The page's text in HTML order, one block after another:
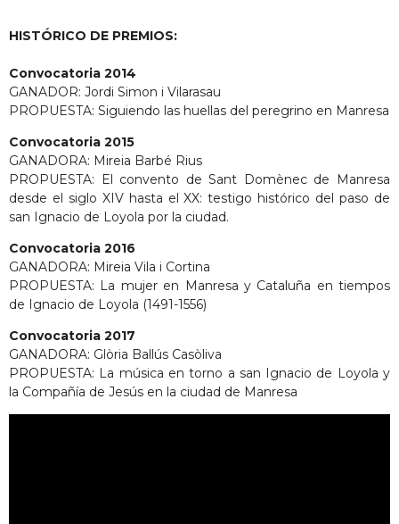
HISTÓRICO DE PREMIOS:
Convocatoria 2014
GANADOR: Jordi Simon i Vilarasau
PROPUESTA: Siguiendo las huellas del peregrino en Manresa
Convocatoria 2015
GANADORA: Mireia Barbé Rius
PROPUESTA: El convento de Sant Domènec de Manresa
desde el siglo XIV hasta el XX: testigo histórico del paso de
san Ignacio de Loyola por la ciudad.
Convocatoria 2016
GANADORA: Mireia Vila i Cortina
PROPUESTA: La mujer en Manresa y Cataluña en tiempos
de Ignacio de Loyola (1491-1556)
Convocatoria 2017
GANADORA: Glòria Ballús Casòliva
PROPUESTA: La música en torno a san Ignacio de Loyola y
la Compañía de Jesús en la ciudad de Manresa